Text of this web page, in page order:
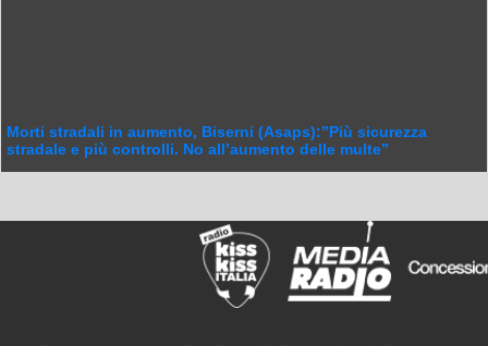
Morti stradali in aumento, Biserni (Asaps):”Più sicurezza
stradale e più controlli. No all’aumento delle multe”